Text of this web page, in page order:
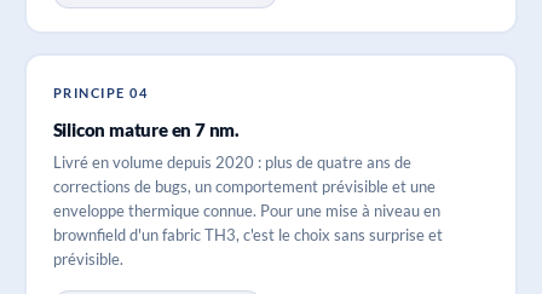
PRINCIPE 04
Silicon mature en 7 nm.
Livré en volume depuis 2020 : plus de quatre ans de
corrections de bugs, un comportement prévisible et une
enveloppe thermique connue. Pour une mise à niveau en
brownfield d'un fabric TH3, c'est le choix sans surprise et
prévisible.